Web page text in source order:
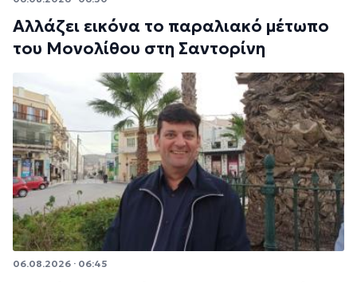
Αλλάζει εικόνα το παραλιακό μέτωπο
του Μονολίθου στη Σαντορίνη
06.08.2026 · 06:45